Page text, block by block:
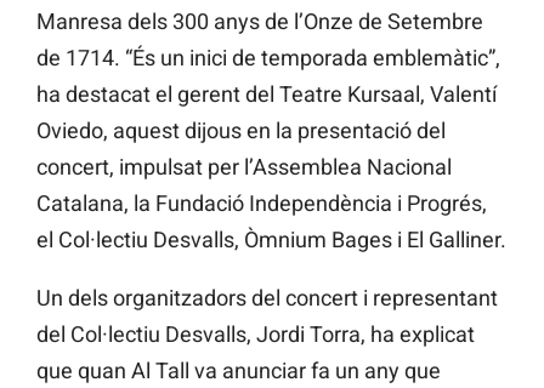
Manresa dels 300 anys de l’Onze de Setembre
de 1714. “És un inici de temporada emblemàtic”,
ha destacat el gerent del Teatre Kursaal, Valentí
Oviedo, aquest dijous en la presentació del
concert, impulsat per l’Assemblea Nacional
Catalana, la Fundació Independència i Progrés,
el Col·lectiu Desvalls, Òmnium Bages i El Galliner.
Un dels organitzadors del concert i representant
del Col·lectiu Desvalls, Jordi Torra, ha explicat
que quan Al Tall va anunciar fa un any que